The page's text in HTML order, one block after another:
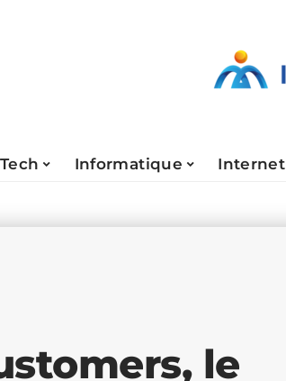
Informatique Internet
le